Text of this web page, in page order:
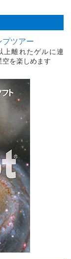
ツアー
上離れたゲルに連
を楽しめます